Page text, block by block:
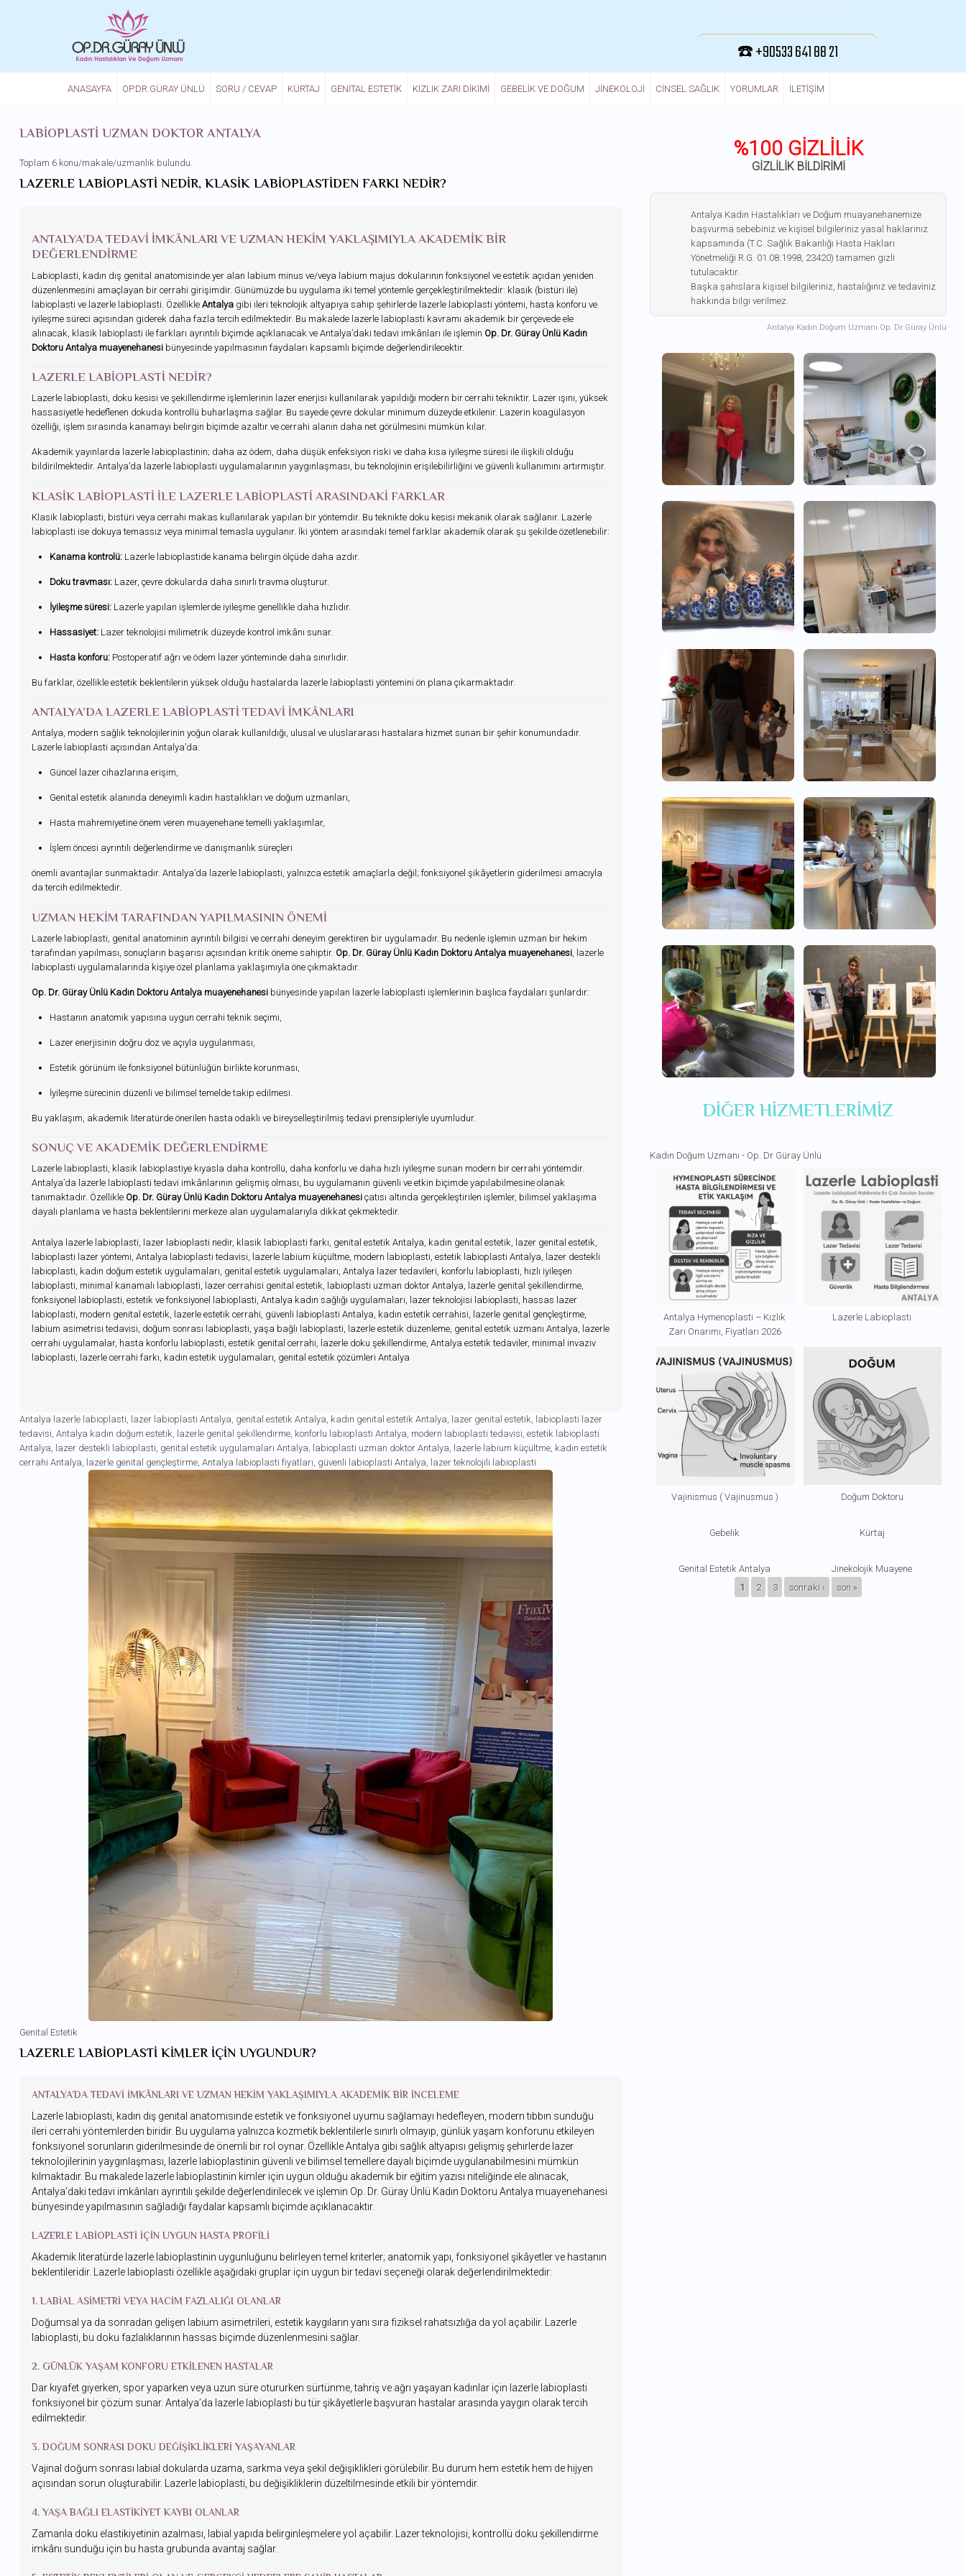
☎️ +90533 641 88 21
ANASAYFA OP.DR.GÜRAY ÜNLÜ SORU / CEVAP KÜRTAJ GENITAL ESTETIK KIZLIK ZARI DIKIMI GEBELIK VE DOĞUM JINEKOLOJI CINSEL SAĞLIK YORUMLAR ILETIŞIM
LABIOPLASTI UZMAN DOKTOR ANTALYA
Toplam 6 konu/makale/uzmanlık bulundu.
LAZERLE LABIOPLASTI NEDIR, KLASIK LABIOPLASTIDEN FARKI NEDIR?
ANTALYA’DA TEDAVI İMKÂNLARI VE UZMAN HEKIM YAKLAŞIMIYLA AKADEMIK BIR
DEĞERLENDIRME
Labioplasti, kadın dış genital anatomisinde yer alan labium minus ve/veya labium majus dokularının fonksiyonel ve estetik açıdan yeniden
düzenlenmesini amaçlayan bir cerrahi girişimdir. Günümüzde bu uygulama iki temel yöntemle gerçekleştirilmektedir: klasik (bistüri ile)
labioplasti ve lazerle labioplasti. Özellikle Antalyagibi ileri teknolojik altyapıya sahip şehirlerde lazerle labioplasti yöntemi, hasta konforu ve
iyileşme süreci açısından giderek daha fazla tercih edilmektedir. Bu makalede lazerle labioplasti kavramı akademik bir çerçevede ele
alınacak, klasik labioplasti ile farkları ayrıntılı biçimde açıklanacak ve Antalya’daki tedavi imkânları ile işlemin Op. Dr. Güray ÜnlüKadın
Doktoru Antalya muayenehanesibünyesinde yapılmasının faydaları kapsamlı biçimde değerlendirilecektir.
LAZERLE LABIOPLASTI NEDIR?
Lazerle labioplasti, doku kesisi ve şekillendirme işlemlerinin lazer enerjisi kullanılarak yapıldığı modern bir cerrahi tekniktir. Lazer ışını, yüksek
hassasiyetle hedeflenen dokuda kontrollü buharlaşma sağlar. Bu sayede çevre dokular minimum düzeyde etkilenir. Lazerin koagülasyon
özelliği, işlem sırasında kanamayı belirgin biçimde azaltır ve cerrahi alanın daha net görülmesini mümkün kılar.
Akademik yayınlarda lazerle labioplastinin; daha az ödem, daha düşük enfeksiyon riski ve daha kısa iyileşme süresi ile ilişkili olduğu
bildirilmektedir. Antalya’da lazerle labioplasti uygulamalarının yaygınlaşması, bu teknolojinin erişilebilirliğini ve güvenli kullanımını artırmıştır.
KLASIK LABIOPLASTI ILE LAZERLE LABIOPLASTI ARASINDAKI FARKLAR
Klasik labioplasti, bistüri veya cerrahi makas kullanılarak yapılan bir yöntemdir. Bu teknikte doku kesisi mekanik olarak sağlanır. Lazerle
labioplasti ise dokuya temassız veya minimal temasla uygulanır. İki yöntem arasındaki temel farklar akademik olarak şu şekilde özetlenebilir:
Kanama kontrolü:Lazerle labioplastide kanama belirgin ölçüde daha azdır.
Doku travması:Lazer, çevre dokularda daha sınırlı travma oluşturur.
İyileşme süresi:Lazerle yapılan işlemlerde iyileşme genellikle daha hızlıdır.
Hassasiyet:Lazer teknolojisi milimetrik düzeyde kontrol imkânı sunar.
Hasta konforu:Postoperatif ağrı ve ödem lazer yönteminde daha sınırlıdır.
Bu farklar, özellikle estetik beklentilerin yüksek olduğu hastalarda lazerle labioplasti yöntemini ön plana çıkarmaktadır.
ANTALYA’DA LAZERLE LABIOPLASTI TEDAVI İMKÂNLARI
Antalya, modern sağlık teknolojilerinin yoğun olarak kullanıldığı, ulusal ve uluslararası hastalara hizmet sunan bir şehir konumundadır.
Lazerle labioplasti açısından Antalya’da:
Güncel lazer cihazlarına erişim,
Genital estetik alanında deneyimli kadın hastalıkları ve doğum uzmanları,
Hasta mahremiyetine önem veren muayenehane temelli yaklaşımlar,
İşlem öncesi ayrıntılı değerlendirme ve danışmanlık süreçleri
önemli avantajlar sunmaktadır. Antalya’da lazerle labioplasti, yalnızca estetik amaçlarla değil; fonksiyonel şikâyetlerin giderilmesi amacıyla
da tercih edilmektedir.
UZMAN HEKIM TARAFINDAN YAPILMASININ ÖNEMI
Lazerle labioplasti, genital anatominin ayrıntılı bilgisi ve cerrahi deneyim gerektiren bir uygulamadır. Bu nedenle işlemin uzman bir hekim
tarafından yapılması, sonuçların başarısı açısından kritik öneme sahiptir. Op. Dr. Güray Ünlü Kadın Doktoru Antalya muayenehanesi, lazerle
labioplasti uygulamalarında kişiye özel planlama yaklaşımıyla öne çıkmaktadır.
Op. Dr. Güray Ünlü Kadın Doktoru Antalya muayenehanesibünyesinde yapılan lazerle labioplasti işlemlerinin başlıca faydaları şunlardır:
Hastanın anatomik yapısına uygun cerrahi teknik seçimi,
Lazer enerjisinin doğru doz ve açıyla uygulanması,
Estetik görünüm ile fonksiyonel bütünlüğün birlikte korunması,
İyileşme sürecinin düzenli ve bilimsel temelde takip edilmesi.
Bu yaklaşım, akademik literatürde önerilen hasta odaklı ve bireyselleştirilmiş tedavi prensipleriyle uyumludur.
SONUÇ VE AKADEMIK DEĞERLENDIRME
Lazerle labioplasti, klasik labioplastiye kıyasla daha kontrollü, daha konforlu ve daha hızlı iyileşme sunan modern bir cerrahi yöntemdir.
Antalya’da lazerle labioplasti tedavi imkânlarının gelişmiş olması, bu uygulamanın güvenli ve etkin biçimde yapılabilmesine olanak
tanımaktadır. Özellikle Op. Dr. Güray Ünlü Kadın Doktoru Antalya muayenehanesiçatısı altında gerçekleştirilen işlemler, bilimsel yaklaşıma
dayalı planlama ve hasta beklentilerini merkeze alan uygulamalarıyla dikkat çekmektedir.
Antalya lazerle labioplasti, lazer labioplasti nedir, klasik labioplasti farkı, genital estetik Antalya, kadın genital estetik, lazer genital estetik,
labioplasti lazer yöntemi, Antalya labioplasti tedavisi, lazerle labium küçültme, modern labioplasti, estetik labioplasti Antalya, lazer destekli
labioplasti, kadın doğum estetik uygulamaları, genital estetik uygulamaları, Antalya lazer tedavileri, konforlu labioplasti, hızlı iyileşen
labioplasti, minimal kanamalı labioplasti, lazer cerrahisi genital estetik, labioplasti uzman doktor Antalya, lazerle genital şekillendirme,
fonksiyonel labioplasti, estetik ve fonksiyonel labioplasti, Antalya kadın sağlığı uygulamaları, lazer teknolojisi labioplasti, hassas lazer
labioplasti, modern genital estetik, lazerle estetik cerrahi, güvenli labioplasti Antalya, kadın estetik cerrahisi, lazerle genital gençleştirme,
labium asimetrisi tedavisi, doğum sonrası labioplasti, yaşa bağlı labioplasti, lazerle estetik düzenleme, genital estetik uzmanı Antalya, lazerle
cerrahi uygulamalar, hasta konforlu labioplasti, estetik genital cerrahi, lazerle doku şekillendirme, Antalya estetik tedaviler, minimal invaziv
labioplasti, lazerle cerrahi farkı, kadın estetik uygulamaları, genital estetik çözümleri Antalya
Antalya lazerle labioplasti, lazer labioplasti Antalya, genital estetik Antalya, kadın genital estetik Antalya, lazer genital estetik, labioplasti lazer
tedavisi, Antalya kadın doğum estetik, lazerle genital şekillendirme, konforlu labioplasti Antalya, modern labioplasti tedavisi, estetik labioplasti
Antalya, lazer destekli labioplasti, genital estetik uygulamaları Antalya, labioplasti uzman doktor Antalya, lazerle labium küçültme, kadın estetik
cerrahi Antalya, lazerle genital gençleştirme, Antalya labioplasti fiyatları, güvenli labioplasti Antalya, lazer teknolojili labioplasti
Genital Estetik
LAZERLE LABIOPLASTI KIMLER İÇIN UYGUNDUR?
ANTALYA’DA TEDAVI İMKÂNLARI VE UZMAN HEKIM YAKLAŞIMIYLA AKADEMIK BIR İNCELEME
Lazerle labioplasti, kadın dış genital anatomisinde estetik ve fonksiyonel uyumu sağlamayı hedefleyen, modern tıbbın sunduğu
ileri cerrahi yöntemlerden biridir. Bu uygulama yalnızca kozmetik beklentilerle sınırlı olmayıp, günlük yaşam konforunu etkileyen
fonksiyonel sorunların giderilmesinde de önemli bir rol oynar. Özellikle Antalya gibi sağlık altyapısı gelişmiş şehirlerde lazer
teknolojilerinin yaygınlaşması, lazerle labioplastinin güvenli ve bilimsel temellere dayalı biçimde uygulanabilmesini mümkün
kılmaktadır. Bu makalede lazerle labioplastinin kimler için uygun olduğu akademik bir eğitim yazısı niteliğinde ele alınacak,
Antalya’daki tedavi imkânları ayrıntılı şekilde değerlendirilecek ve işlemin Op. Dr. Güray Ünlü Kadın Doktoru Antalya muayenehanesi
bünyesinde yapılmasının sağladığı faydalar kapsamlı biçimde açıklanacaktır.
LAZERLE LABIOPLASTI İÇIN UYGUN HASTA PROFILI
Akademik literatürde lazerle labioplastinin uygunluğunu belirleyen temel kriterler; anatomik yapı, fonksiyonel şikâyetler ve hastanın
beklentileridir. Lazerle labioplasti özellikle aşağıdaki gruplar için uygun bir tedavi seçeneği olarak değerlendirilmektedir:
1. LABIAL ASIMETRI VEYA HACIM FAZLALIĞI OLANLAR
Doğumsal ya da sonradan gelişen labium asimetrileri, estetik kaygıların yanı sıra fiziksel rahatsızlığa da yol açabilir. Lazerle
labioplasti, bu doku fazlalıklarının hassas biçimde düzenlenmesini sağlar.
2. GÜNLÜK YAŞAM KONFORU ETKILENEN HASTALAR
Dar kıyafet giyerken, spor yaparken veya uzun süre otururken sürtünme, tahriş ve ağrı yaşayan kadınlar için lazerle labioplasti
fonksiyonel bir çözüm sunar. Antalya’da lazerle labioplasti bu tür şikâyetlerle başvuran hastalar arasında yaygın olarak tercih
edilmektedir.
3. DOĞUM SONRASI DOKU DEĞIŞIKLIKLERI YAŞAYANLAR
Vajinal doğum sonrası labial dokularda uzama, sarkma veya şekil değişiklikleri görülebilir. Bu durum hem estetik hem de hijyen
açısından sorun oluşturabilir. Lazerle labioplasti, bu değişikliklerin düzeltilmesinde etkili bir yöntemdir.
4. YAŞA BAĞLI ELASTIKIYET KAYBI OLANLAR
Zamanla doku elastikiyetinin azalması, labial yapıda belirginleşmelere yol açabilir. Lazer teknolojisi, kontrollü doku şekillendirme
imkânı sunduğu için bu hasta grubunda avantaj sağlar.
%100 GİZLİLİK
GİZLİLİK BİLDİRİMİ
Antalya Kadın Hastalıkları ve Doğum muayanehanemize
başvurma sebebiniz ve kişisel bilgileriniz yasal haklarınız
kapsamında (T.C. Sağlık Bakanlığı Hasta Hakları
Yönetmeliği R.G. 01.08.1998, 23420) tamamen gizli
tutulacaktır.
Başka şahıslara kişisel bilgileriniz, hastalığınız ve tedaviniz
hakkında bilgi verilmez.
Antalya Kadın Doğum Uzmanı Op. Dr Güray Ünlü
DIĞER HIZMETLERIMIZ
Kadın Doğum Uzmanı - Op. Dr Güray Ünlü
Antalya Hymenoplasti – Kızlık
Zarı Onarımı, Fiyatları 2026
Lazerle Labioplasti
Vajinismus ( Vajinusmus ) Doğum Doktoru
Gebelik Kürtaj
Genital Estetik Antalya Jinekolojik Muayene
1 2 3 sonraki › son »